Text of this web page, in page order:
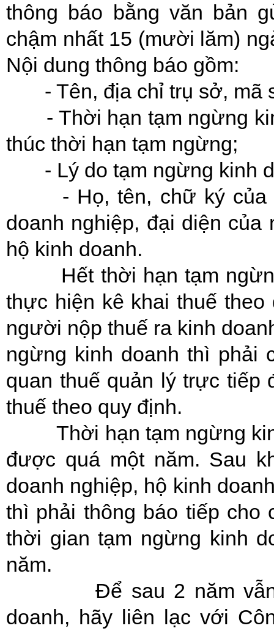
thông báo bằng văn bản
chậm nhất 15 (mười lăm)
Nội dung thông báo gồm:
- Tên, địa chỉ trụ sở, mã
- Thời hạn tạm ngừng
thúc thời hạn tạm ngừng;
- Lý do tạm ngừng kinh
- Họ, tên, chữ ký của
doanh nghiệp, đại diện của
hộ kinh doanh.
Hết thời hạn tạm ngừng
thực hiện kê khai
người nộp thuế ra kinh
ngừng kinh doanh thì phải
quan thuế quản lý trực tiếp
thuế theo quy định.
Thời hạn tạm ngừng
được quá một năm. Sau
doanh nghiệp, hộ kinh
thì phải thông báo tiếp cho
thời gian tạm ngừng kinh
năm.
Để sau 2 năm vẫn
doanh, hãy liên lạc với